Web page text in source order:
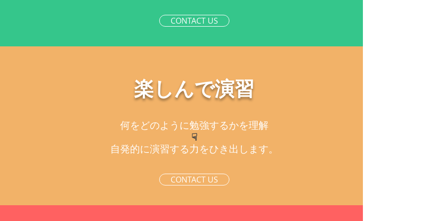
CONTACT US
楽しんで演習
何をどのように勉強するかを理解
☟
自発的に演習する力をひき出します。
CONTACT US